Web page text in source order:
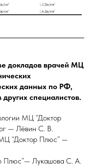
докладов врачей МЦ
данных по РФ,
специалистов.
МЦ “Доктор
— Лёвин С. В.
“Доктор Плюс” —
Плюс”— Лукашова С. А.